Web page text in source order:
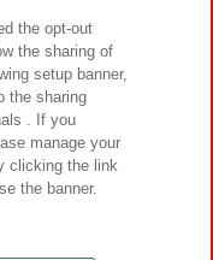
ご質問・お問い合わせ
Inc.
Inc.
the opt-out
the sharing of
setup banner,
the sharing
. If you
manage your
clicking the link
the banner.